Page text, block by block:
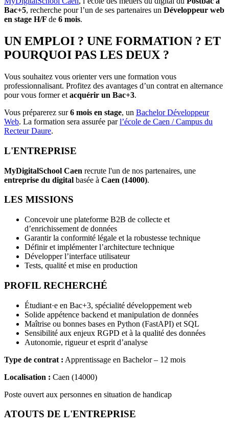
Bac+5, recherche pour l’un de ses partenaires un Développeur web
en stage H/F de 6 mois.
UN EMPLOI ? UNE FORMATION ? ET
POURQUOI PAS LES DEUX ?
Vous souhaitez vous orienter vers une formation vous
professionnalisant. Profitez des avantages d’un contrat en alternance
pour vous former et acquérir un Bac+3.
Vous préparerez sur6 mois en stage, un Bachelor Développeur
Web. La formation sera assurée parl’école de Caen / Campus du
Recteur Daure.
L'ENTREPRISE
MyDigitalSchool Caen recrute l'un de nos partenaires, une
entreprise du digital basée à Caen (14000).
LES MISSIONS
Concevoir une plateforme B2B de collecte et
d’enrichissement de données
Garantir la conformité légale et la robustesse technique
Définir et implémenter l’architecture technique
Développer l’interface utilisateur
Tests, qualité et mise en production
PROFIL RECHERCHÉ
Étudiant·e en Bac+3, spécialité développement web
Solide appétence backend et manipulation de données
Maîtrise ou bonnes bases en Python (FastAPI) et SQL
Sensibilité aux enjeux RGPD et à la qualité des données
Autonomie, rigueur et esprit d’analyse
Type de contrat : Apprentissage en Bachelor – 12 mois
Localisation : Caen (14000)
Poste ouvert aux personnes en situation de handicap
ATOUTS DE L'ENTREPRISE